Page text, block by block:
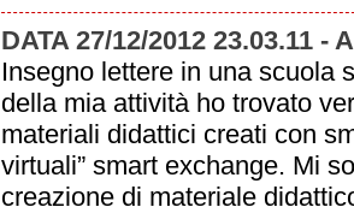
DATA 27/12/2012 23.03.11 -
Insegno lettere in una scuola
della mia attività ho trovato
materiali didattici creati con
virtuali” smart exchange. Mi
creazione di materiale